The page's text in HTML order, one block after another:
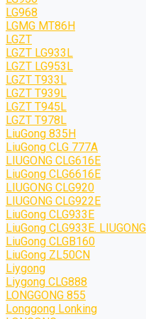
LG968
LGMG MT86H
LGZT
LGZT LG933L
LGZT LG953L
LGZT T933L
LGZT T939L
LGZT T945L
LGZT T978L
LiuGong 835H
LiuGong CLG 777A
LIUGONG CLG616E
LiuGong CLG6616E
LIUGONG CLG920
LIUGONG CLG922E
LiuGong CLG933E
LiuGong CLG933E.
LiuGong CLGB160
LiuGong ZL50CN
Liygong
Liygong CLG888
LONGGONG 855
Longgong Lonking